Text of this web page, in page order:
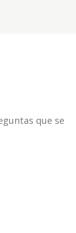
que se